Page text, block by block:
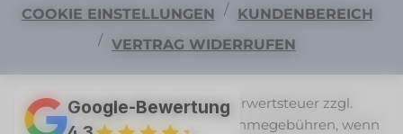
COOKIE EINSTELLUNGEN /
KUNDENBEREICH
/ VERTRAG WIDERRUFEN
Alle Preise exkl. gesetzl. Mehrwertsteuer zzgl.
Versandkosten
und ggf. Nachnahmegebühren, wenn
Google-Bewertung